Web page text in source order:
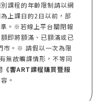
課程的年齡限制請以網
上課日的2日以前，部
。※若線上平台關閉報
即將額滿、已額滿或已
市。※ 請假以一次為限
無故曠課情形，不等同
《響ART課程購買暨服
。